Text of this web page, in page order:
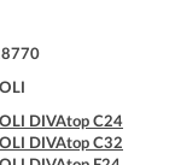
DIVAtop C24
DIVAtop C32